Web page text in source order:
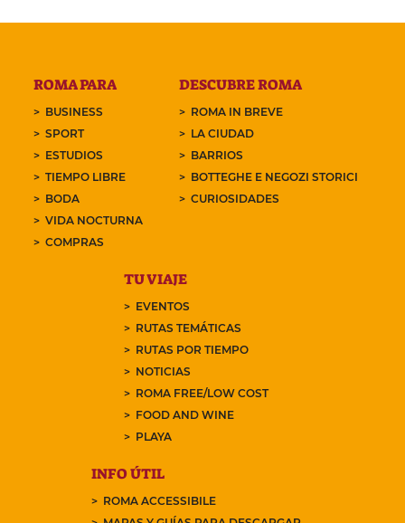
ROMA PARA
BUSINESS
SPORT
ESTUDIOS
TIEMPO LIBRE
BODA
VIDA NOCTURNA
COMPRAS
DESCUBRE ROMA
ROMA IN BREVE
LA CIUDAD
BARRIOS
BOTTEGHE E NEGOZI STORICI
CURIOSIDADES
TU VIAJE
EVENTOS
RUTAS TEMÁTICAS
RUTAS POR TIEMPO
NOTICIAS
ROMA FREE/LOW COST
FOOD AND WINE
PLAYA
INFO ÚTIL
ROMA ACCESSIBILE